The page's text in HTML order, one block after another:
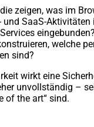
zeigen, was im
und SaaS-
eingebunden?
welche
sind?
wirkt eine
unvollständig –
of the art“ sind.